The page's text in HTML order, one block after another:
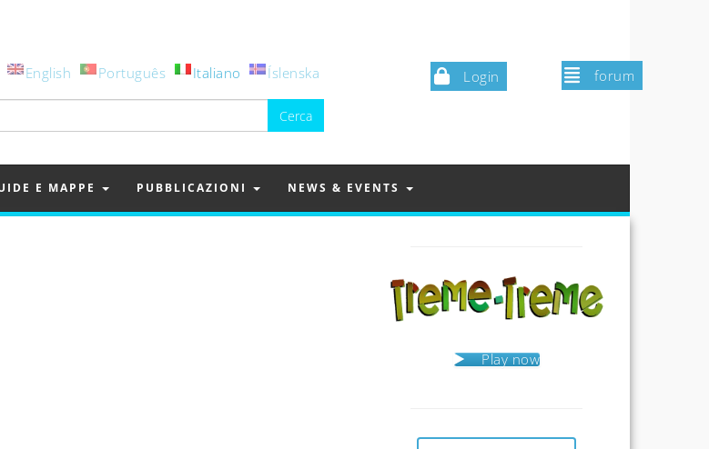
Login forum
English Português Italiano Íslenska
E MAPPE PUBBLICAZIONI NEWS & EVENTS
Play now